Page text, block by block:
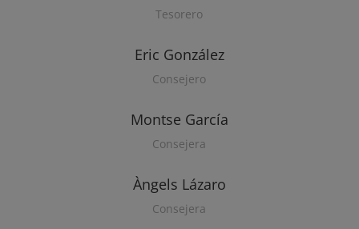
Tesorero
Eric González
Consejero
Montse García
Consejera
Àngels Lázaro
Consejera